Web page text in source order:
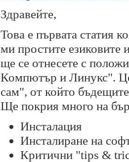
Здравейте,
Това е първата статия
ми простите езиковите
ще се отнесете с
Компютър и Линукс".
сам", от който
Ще покрия много на
Инсталация
Инсталиране на
Критични "tips &